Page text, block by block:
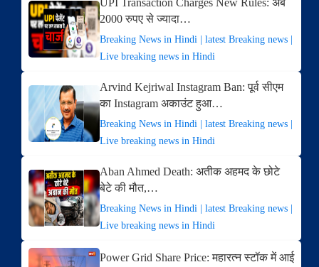
2000 रुपए से ज्यादा…
Breaking News in Hindi | latest Breaking news |
Live breaking news in Hindi
Arvind Kejriwal Instagram Ban: पूर्व सीएम
का Instagram अकाउंट हुआ…
Breaking News in Hindi | latest Breaking news |
Live breaking news in Hindi
Aban Ahmed Death: अतीक अहमद के छोटे
बेटे की मौत,…
Breaking News in Hindi | latest Breaking news |
Live breaking news in Hindi
Power Grid Share Price: महारत्न स्टॉक में आई